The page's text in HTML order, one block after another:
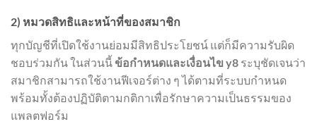
2) หมวดสิทธิและหน้าที่ของสมาชิก
ทุกบัญชีที่เปิดใช้งานย่อมมีสิทธิประโยชน์ แต่ก็มีความรับผิด
ชอบร่วมกัน ในส่วนนี้ข้อกำหนดและเงื่อนไข y8 ระบุชัดเจนว่า
สมาชิกสามารถใช้งานฟีเจอร์ต่าง ๆ ได้ตามที่ระบบกำหนด
พร้อมทั้งต้องปฏิบัติตามกติกาเพื่อรักษาความเป็นธรรมของ
แพลตฟอร์ม